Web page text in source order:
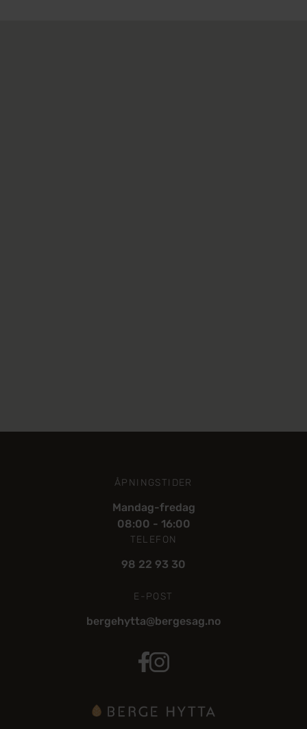
ÅPNINGSTIDER
Mandag-fredag
08:00 - 16:00
TELEFON
98 22 93 30
E-POST
bergehytta@bergesag.no
Bergehytta Facebook
Berge Hytta Instagram